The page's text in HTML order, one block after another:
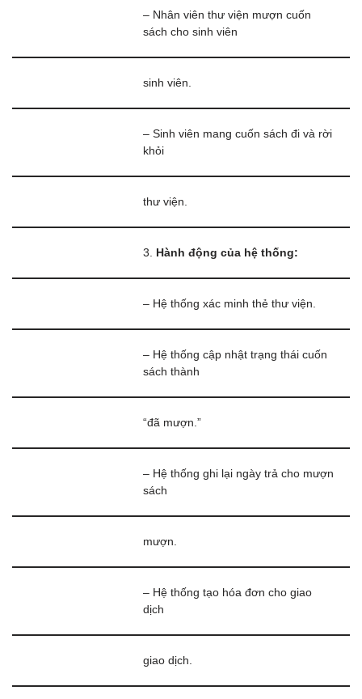
– Nhân viên thư viện mượn cuốn
sách cho sinh viên
sinh viên.
– Sinh viên mang cuốn sách đi và rời
khỏi
thư viện.
3. Hành động của hệ thống:
– Hệ thống xác minh thẻ thư viện.
– Hệ thống cập nhật trạng thái cuốn
sách thành
“đã mượn.”
– Hệ thống ghi lại ngày trả cho mượn
sách
mượn.
– Hệ thống tạo hóa đơn cho giao
dịch
giao dịch.